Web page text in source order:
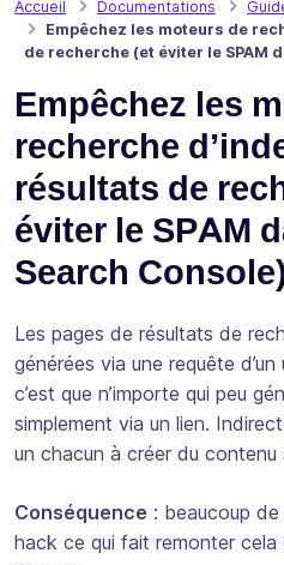
Accueil Documentations
Empêchez les moteurs de
de recherche (et éviter le SPAM
Empêchez les
recherche
résultats de
éviter le SPAM
Search
Les pages de résultats de
générées via une requête
c’est que n’importe qui peu
simplement via un lien.
un chacun à créer du contenu
Conséquence : beaucoup
hack ce qui fait remonter cela